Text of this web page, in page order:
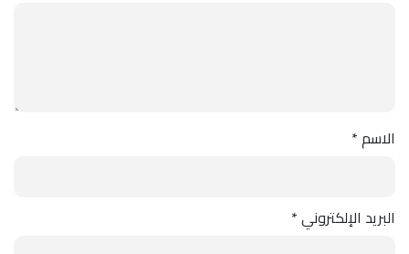
الاسم*
البريد الإلكتروني*